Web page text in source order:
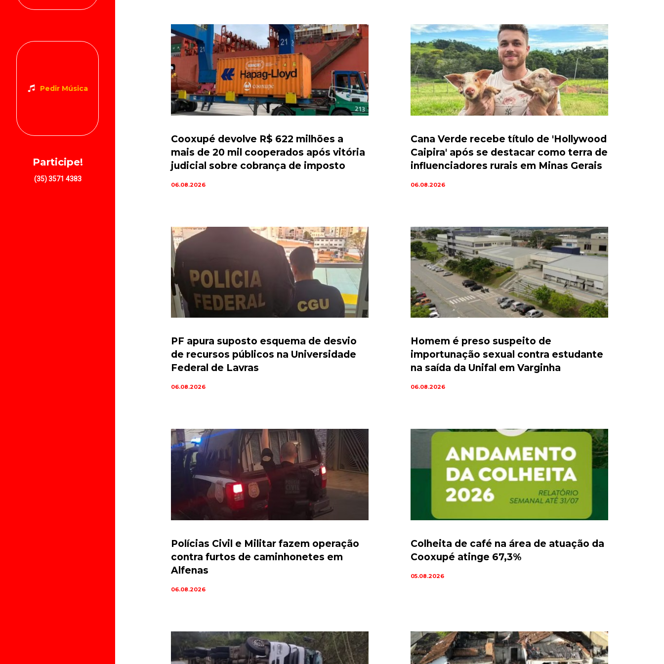
Pedir Música
Participe!
(35) 3571 4383
Cooxupé devolve R$ 622 milhões a
mais de 20 mil cooperados após vitória
judicial sobre cobrança de imposto
06.08.2026
Cana Verde recebe título de 'Hollywood
Caipira' após se destacar como terra de
influenciadores rurais em Minas Gerais
06.08.2026
PF apura suposto esquema de desvio
de recursos públicos na Universidade
Federal de Lavras
06.08.2026
Homem é preso suspeito de
importunação sexual contra estudante
na saída da Unifal em Varginha
06.08.2026
Polícias Civil e Militar fazem operação
contra furtos de caminhonetes em
Alfenas
06.08.2026
Colheita de café na área de atuação da
Cooxupé atinge 67,3%
05.08.2026